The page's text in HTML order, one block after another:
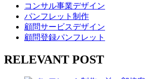
コンサル事業デザイン
パンフレット制作
顧問サービスデザイン
顧問登録パンフレット
RELEVANT POST